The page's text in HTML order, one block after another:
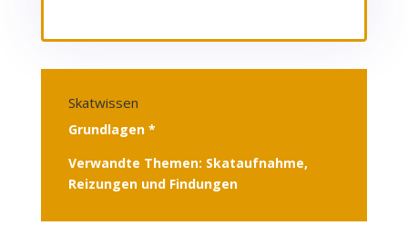
Skatwissen
Grundlagen *
Verwandte Themen: Skataufnahme,
Reizungen und Findungen